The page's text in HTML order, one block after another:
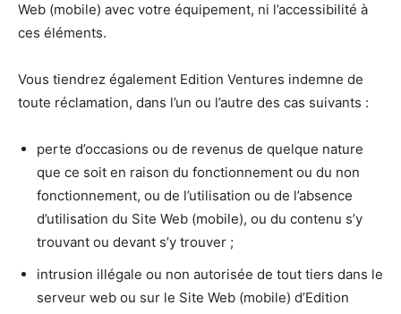
Web (mobile) avec votre équipement, ni l’accessibilité à
ces éléments.
Vous tiendrez également Edition Ventures indemne de
toute réclamation, dans l’un ou l’autre des cas suivants :
perte d’occasions ou de revenus de quelque nature
que ce soit en raison du fonctionnement ou du non
fonctionnement, ou de l’utilisation ou de l’absence
d’utilisation du Site Web (mobile), ou du contenu s’y
trouvant ou devant s’y trouver ;
intrusion illégale ou non autorisée de tout tiers dans le
serveur web ou sur le Site Web (mobile) d’Edition